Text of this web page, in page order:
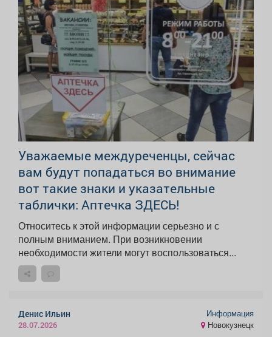
Уважаемые междуреченцы, сейчас
вам будут попадаться во внимание
вот такие знаки и указательные
таблички: Аптечка ЗДЕСЬ!
Относитесь к этой информации серьезно и с
полным вниманием. При возникновении
необходимости жители могут воспользоваться...
Денис Ильин
28.07.2026
Информация
Новокузнецк